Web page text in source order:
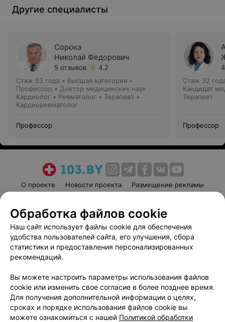
Другие специалисты
Сорока
Николай Федорович
5 отзывов
4.2
Стаж 53 года • Высшая категория •
Профессор • Доктор медицинских наук
Кардиолог • Ревматолог • Терапевт •
Кардиоревматолог
Профессор
Стаж 32
Кандидат
Терапевт
Профессор
О проекте Новости проекта
Размещение рекламы
Пользовательское соглашение
Способы оплаты
Вакансии
Партнеры
Написать руководителю 103.by
Обработка персональных данных
Обработка файлов cookie
Наш сайт использует файлы cookie для обеспечения
удобства пользователей сайта, его улучшения, сбора
статистики и предоставления персонализированных
рекомендаций.
Вы можете настроить параметры использования файлов
cookie или изменить свое согласие в более позднее время.
Для получения дополнительной информации о целях,
сроках и порядке использования файлов cookie вы
можете ознакомиться с нашей Политикой обработки